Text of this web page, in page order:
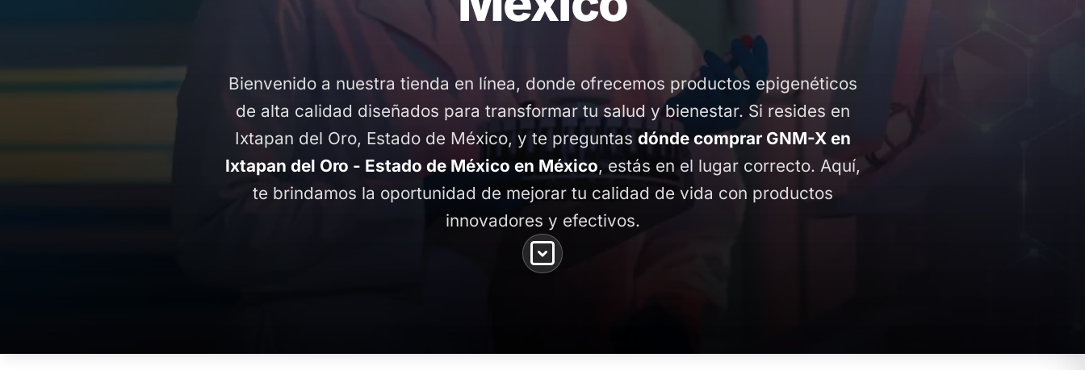
Bienvenido a nuestra tienda en línea, donde ofrecemos productos epigenéticos
de alta calidad diseñados para transformar tu salud y bienestar. Si resides en
Ixtapan del Oro, Estado de México, y te preguntas dónde comprar GNM-X en
Ixtapan del Oro - Estado de México en México, estás en el lugar correcto. Aquí,
te brindamos la oportunidad de mejorar tu calidad de vida con productos
innovadores y efectivos.